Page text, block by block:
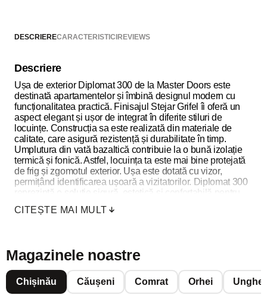
DESCRIERECARACTERISTICI REVIEWS
Descriere
Ușa de exterior Diplomat 300 de la Master Doors este
destinată apartamentelor și îmbină designul modern cu
funcționalitatea practică. Finisajul Stejar Grifel îi oferă un
aspect elegant și ușor de integrat în diferite stiluri de
locuințe. Construcția sa este realizată din materiale de
calitate, care asigură rezistență și durabilitate în timp.
Umplutura din vată bazaltică contribuie la o bună izolație
termică și fonică. Astfel, locuința ta este mai bine protejată
de frig și zgomotul exterior. Ușa este dotată cu vizor,
permițând identificarea ușoară a vizitatorilor. Diplomat 300
reprezintă o soluție sigură, estetică și confortabilă pentru
CITEȘTE MAI MULT
Magazinele noastre
Chișinău Căușeni Comrat Orhei